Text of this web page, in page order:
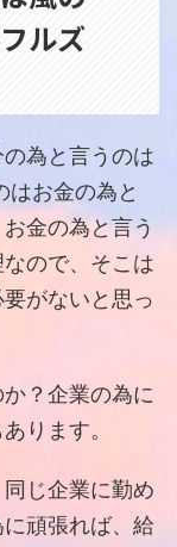
ルズ
為と言うのは
はお金の為と
金の為と言う
ので、そこは
がないと思っ
？企業の為に
ります。
じ企業に勤め
頑張れば、給